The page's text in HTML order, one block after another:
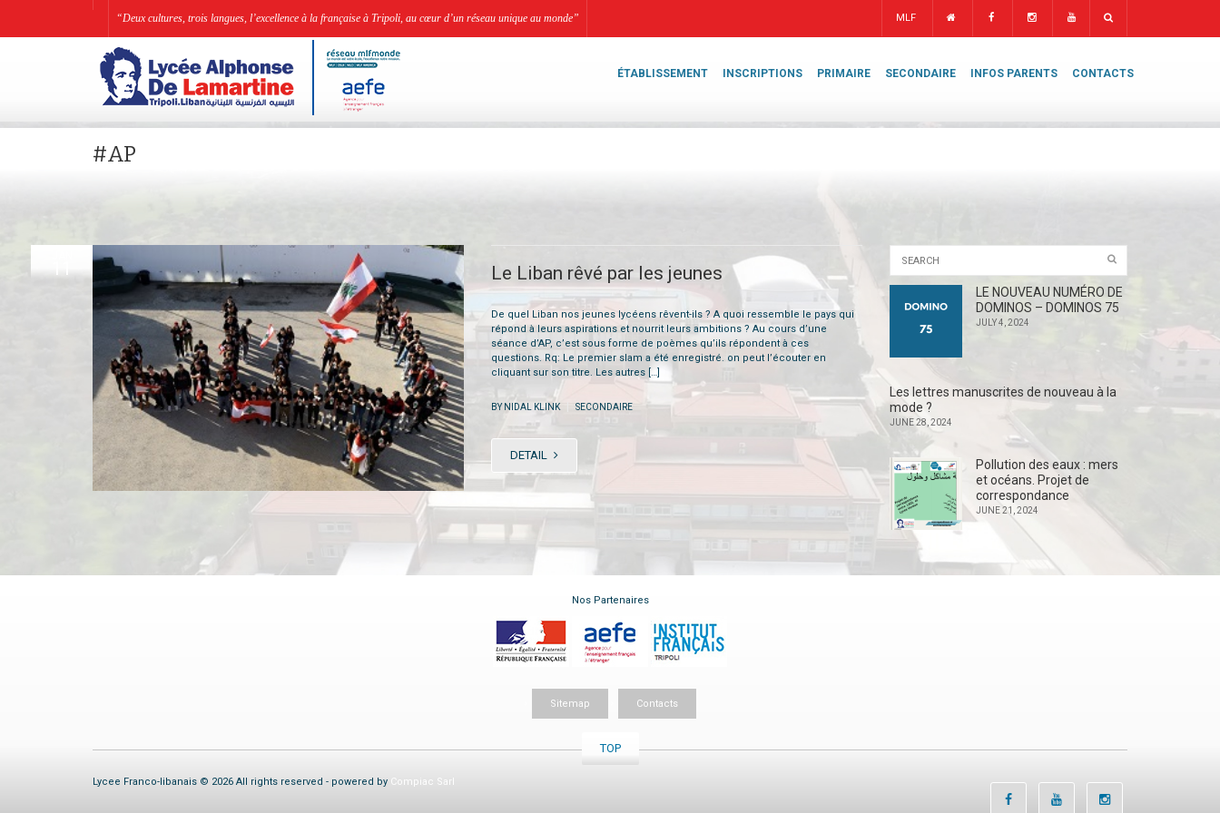
“Deux cultures, trois langues, l’excellence à la française à Tripoli, au cœur d’un réseau unique au monde” MLF
ÉTABLISSEMENT INSCRIPTIONS PRIMAIRE SECONDAIRE INFOS PARENTS CONTACTS
#AP
11 Le Liban rêvé par les jeunes
De quel Liban nos jeunes lycéens rêvent-ils ? A quoi ressemble le pays qui
répond à leurs aspirations et nourrit leurs ambitions ? Au cours d’une
séance d’AP, c’est sous forme de poèmes qu’ils répondent à ces
questions. Rq: Le premier slam a été enregistré. on peut l’écouter en
cliquant sur son titre. Les autres […]
BY NIDAL KLINK SECONDAIRE
DETAIL
LE NOUVEAU NUMÉRO DE
DOMINOS – DOMINOS 75
JULY 4, 2024
Les lettres manuscrites de nouveau à la
mode ?
JUNE 28, 2024
Pollution des eaux : mers
et océans. Projet de
correspondance
JUNE 21, 2024
Nos Partenaires
Sitemap Contacts
TOP
Lycee Franco-libanais © 2026 All rights reserved - powered by Compiac Sarl